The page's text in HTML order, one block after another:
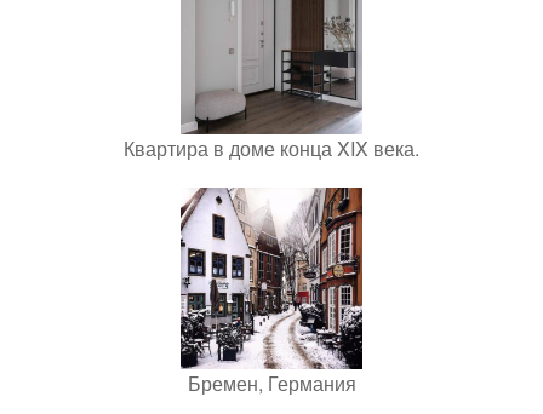
Квартира в доме конца XIX века.
Бремен, Германия